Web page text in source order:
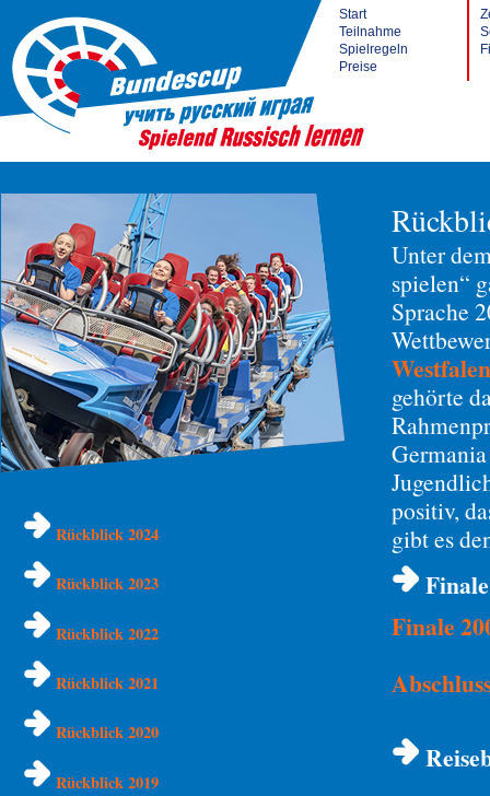
Start
Teilnahme
Spielregeln
Preise
Rückblick 2024
Rückblick 2023
Rückblick 2022
Rückblick 2021
Rückblick 2020
Rückblick 2019
Unter
spielen“
Sprache
Westfalen
gehörte
positiv,
gibt es
Finale